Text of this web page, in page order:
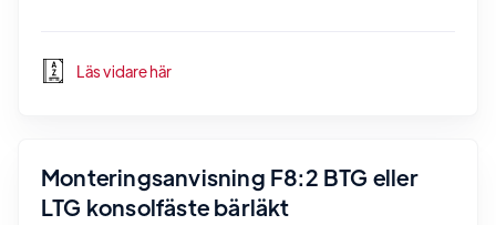
Läs vidare här
Monteringsanvisning F8:2 BTG eller
LTG konsolfäste bärläkt